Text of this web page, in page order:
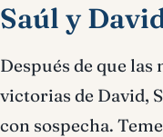
Saúl y
Después de que
victorias de David,
con sospecha.